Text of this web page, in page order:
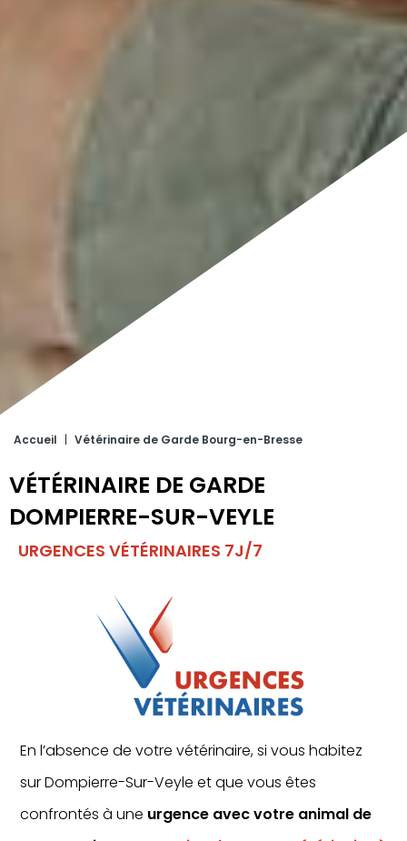
Accueil | Vétérinaire de Garde Bourg-en-Bresse
VÉTÉRINAIRE DE GARDE
DOMPIERRE-SUR-VEYLE
URGENCES VÉTÉRINAIRES 7J/7
En l’absence de votre vétérinaire, si vous habitez
sur Dompierre-Sur-Veyle et que vous êtes
confrontés à une urgence avec votre animal de